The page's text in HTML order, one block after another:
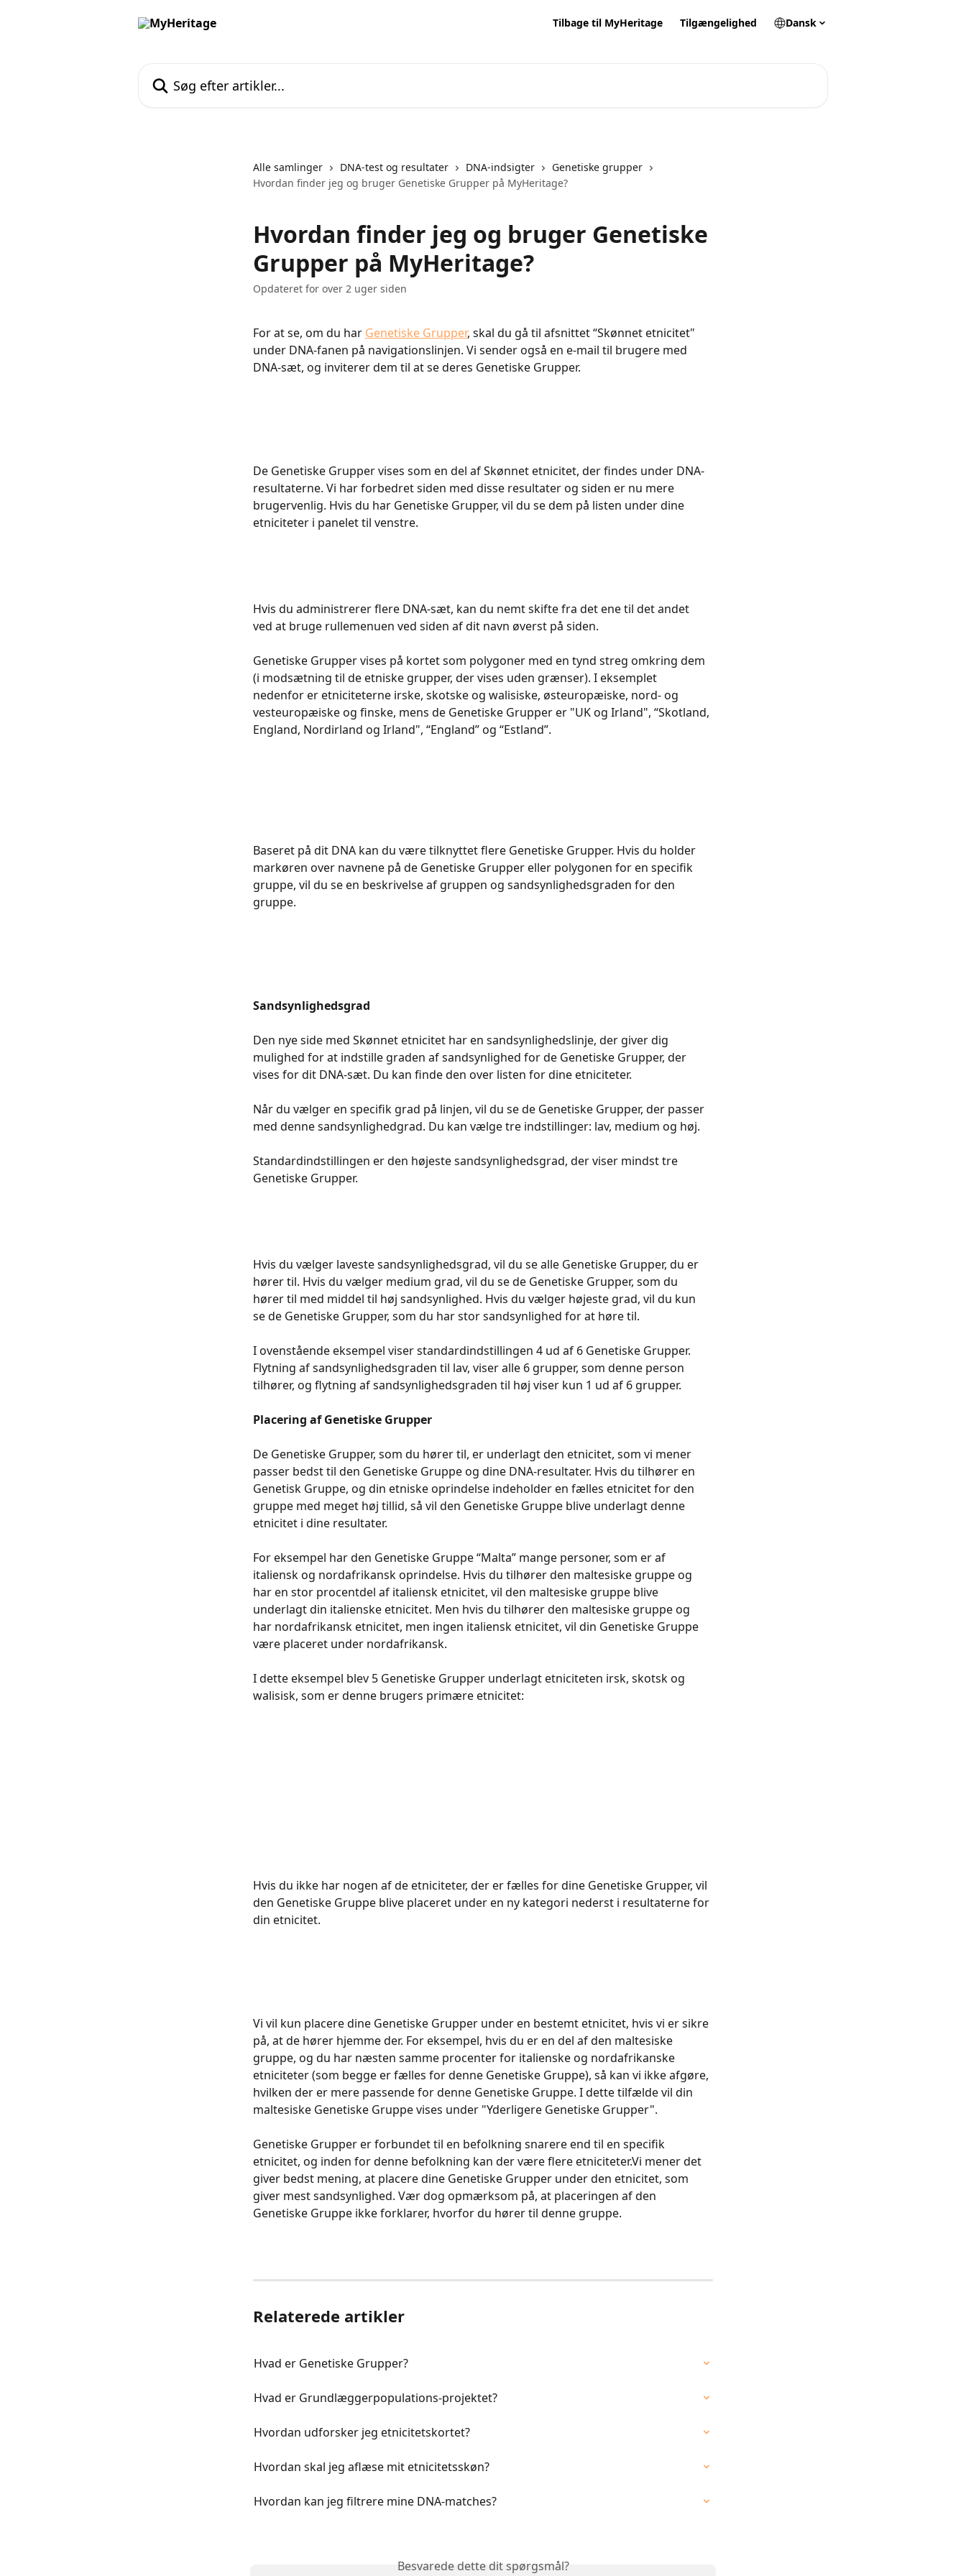
Tilbage til MyHeritage Tilgængelighed Dansk
Alle samlinger DNA-test og resultater DNA-indsigter
Genetiske grupper
Hvordan finder jeg og bruger Genetiske Grupper på MyHeritage?
Hvordan finder jeg og bruger Genetiske
Grupper på MyHeritage?
Opdateret for over 2 uger siden
For at se, om du har Genetiske Grupper, skal du gå til afsnittet “Skønnet etnicitet"
under DNA-fanen på navigationslinjen. Vi sender også en e-mail til brugere med
DNA-sæt, og inviterer dem til at se deres Genetiske Grupper.
​De Genetiske Grupper vises som en del af Skønnet etnicitet, der findes under DNA-
resultaterne. Vi har forbedret siden med disse resultater og siden er nu mere
brugervenlig. Hvis du har Genetiske Grupper, vil du se dem på listen under dine
etniciteter i panelet til venstre.
Hvis du administrerer flere DNA-sæt, kan du nemt skifte fra det ene til det andet
ved at bruge rullemenuen ved siden af dit navn øverst på siden.
Genetiske Grupper vises på kortet som polygoner med en tynd streg omkring dem
(i modsætning til de etniske grupper, der vises uden grænser). I eksemplet
nedenfor er etniciteterne irske, skotske og walisiske, østeuropæiske, nord- og
vesteuropæiske og finske, mens de Genetiske Grupper er "UK og Irland", “Skotland,
England, Nordirland og Irland", “England” og “Estland”.
Baseret på dit DNA kan du være tilknyttet flere Genetiske Grupper. Hvis du holder
markøren over navnene på de Genetiske Grupper eller polygonen for en specifik
gruppe, vil du se en beskrivelse af gruppen og sandsynlighedsgraden for den
gruppe.
Sandsynlighedsgrad
Den nye side med Skønnet etnicitet har en sandsynlighedslinje, der giver dig
mulighed for at indstille graden af sandsynlighed for de Genetiske Grupper, der
vises for dit DNA-sæt. Du kan finde den over listen for dine etniciteter.
Når du vælger en specifik grad på linjen, vil du se de Genetiske Grupper, der passer
med denne sandsynlighedgrad. Du kan vælge tre indstillinger: lav, medium og høj.
Standardindstillingen er den højeste sandsynlighedsgrad, der viser mindst tre
Genetiske Grupper.
Hvis du vælger laveste sandsynlighedsgrad, vil du se alle Genetiske Grupper, du er
hører til. Hvis du vælger medium grad, vil du se de Genetiske Grupper, som du
hører til med middel til høj sandsynlighed. Hvis du vælger højeste grad, vil du kun
se de Genetiske Grupper, som du har stor sandsynlighed for at høre til.
I ovenstående eksempel viser standardindstillingen 4 ud af 6 Genetiske Grupper.
Flytning af sandsynlighedsgraden til lav, viser alle 6 grupper, som denne person
tilhører, og flytning af sandsynlighedsgraden til høj viser kun 1 ud af 6 grupper.
Placering af Genetiske Grupper
De Genetiske Grupper, som du hører til, er underlagt den etnicitet, som vi mener
passer bedst til den Genetiske Gruppe og dine DNA-resultater. Hvis du tilhører en
Genetisk Gruppe, og din etniske oprindelse indeholder en fælles etnicitet for den
gruppe med meget høj tillid, så vil den Genetiske Gruppe blive underlagt denne
etnicitet i dine resultater.
For eksempel har den Genetiske Gruppe “Malta” mange personer, som er af
italiensk og nordafrikansk oprindelse. Hvis du tilhører den maltesiske gruppe og
har en stor procentdel af italiensk etnicitet, vil den maltesiske gruppe blive
underlagt din italienske etnicitet. Men hvis du tilhører den maltesiske gruppe og
har nordafrikansk etnicitet, men ingen italiensk etnicitet, vil din Genetiske Gruppe
være placeret under nordafrikansk.
I dette eksempel blev 5 Genetiske Grupper underlagt etniciteten irsk, skotsk og
walisisk, som er denne brugers primære etnicitet:
Hvis du ikke har nogen af de etniciteter, der er fælles for dine Genetiske Grupper, vil
den Genetiske Gruppe blive placeret under en ny kategori nederst i resultaterne for
din etnicitet.
Vi vil kun placere dine Genetiske Grupper under en bestemt etnicitet, hvis vi er sikre
på, at de hører hjemme der. For eksempel, hvis du er en del af den maltesiske
gruppe, og du har næsten samme procenter for italienske og nordafrikanske
etniciteter (som begge er fælles for denne Genetiske Gruppe), så kan vi ikke afgøre,
hvilken der er mere passende for denne Genetiske Gruppe. I dette tilfælde vil din
maltesiske Genetiske Gruppe vises under "Yderligere Genetiske Grupper".
Genetiske Grupper er forbundet til en befolkning snarere end til en specifik
etnicitet, og inden for denne befolkning kan der være flere etniciteter.Vi mener det
giver bedst mening, at placere dine Genetiske Grupper under den etnicitet, som
giver mest sandsynlighed. Vær dog opmærksom på, at placeringen af den
Genetiske Gruppe ikke forklarer, hvorfor du hører til denne gruppe.
Relaterede artikler
Hvad er Genetiske Grupper?
Hvad er Grundlæggerpopulations-projektet?
Hvordan udforsker jeg etnicitetskortet?
Hvordan skal jeg aflæse mit etnicitetsskøn?
Hvordan kan jeg filtrere mine DNA-matches?
Besvarede dette dit spørgsmål?